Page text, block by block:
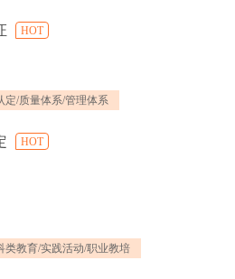
HOT
定/质量体系/管理体系
HOT
类教育/实践活动/职业教培